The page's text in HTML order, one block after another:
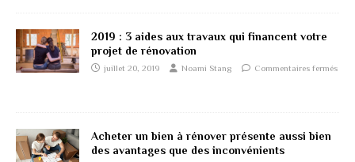
2019 : 3 aides aux travaux qui financent votre
projet de rénovation
juillet 20, 2019 Noami Stang Commentaires fermés
Acheter un bien à rénover présente aussi bien
des avantages que des inconvénients